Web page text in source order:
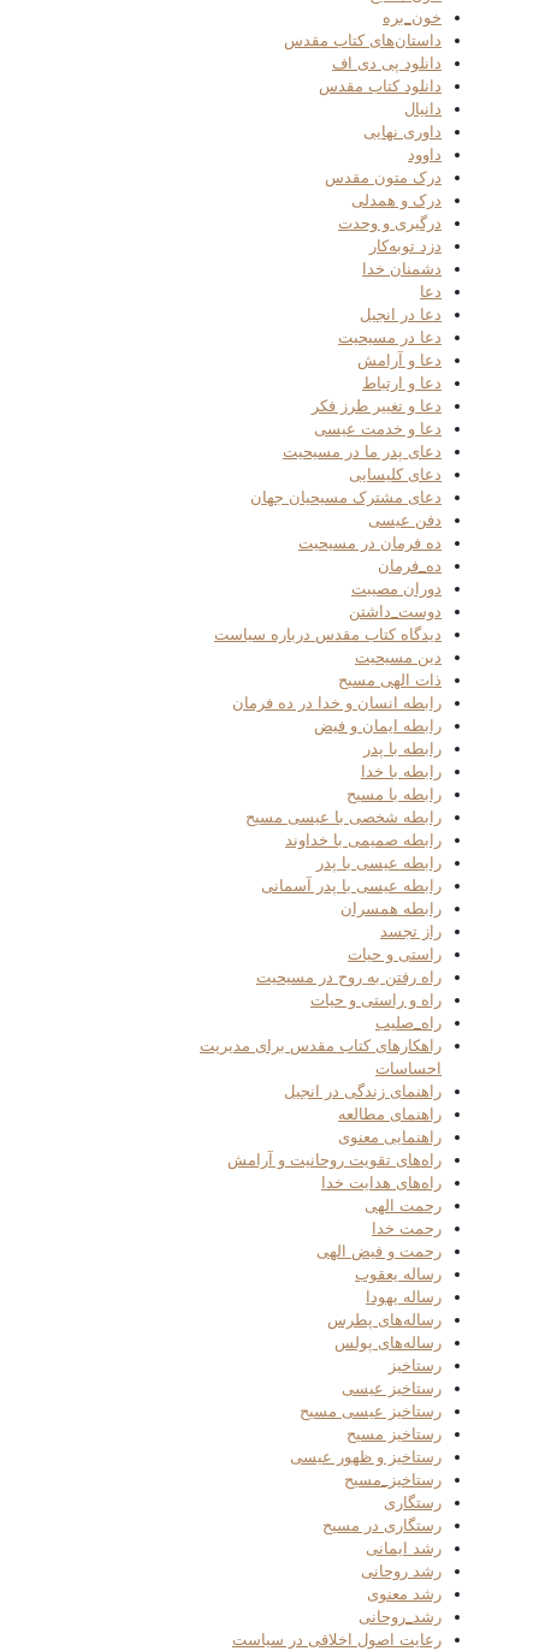
خون_بره
داستان‌های کتاب مقدس
دانلود پی دی اف
دانلود کتاب مقدس
دانیال
داوری نهایی
داوود
درک متون مقدس
درک و همدلی
درگیری و وحدت
دزد توبه‌کار
دشمنان خدا
دعا
دعا در انجیل
دعا در مسیحیت
دعا و آرامش
دعا و ارتباط
دعا و تغییر طرز فکر
دعا و خدمت عیسی
دعای پدر ما در مسیحیت
دعای کلیسایی
دعای مشترک مسیحیان جهان
دفن عیسی
ده فرمان در مسیحیت
ده_فرمان
دوران مصیبت
دوست_داشتن
دیدگاه کتاب مقدس درباره سیاست
دین مسیحیت
ذات الهی مسیح
رابطه انسان و خدا در ده فرمان
رابطه ایمان و فیض
رابطه با پدر
رابطه با خدا
رابطه با مسیح
رابطه شخصی با عیسی مسیح
رابطه صمیمی با خداوند
رابطه عیسی با پدر
رابطه عیسی با پدر آسمانی
رابطه همسران
راز تجسد
راستی و حیات
راه رفتن به روح در مسیحیت
راه و راستی و حیات
راه_صلیب
راهکارهای کتاب مقدس برای مدیریت
احساسات
راهنمای زندگی در انجیل
راهنمای مطالعه
راهنمایی معنوی
راه‌های تقویت روحانیت و آرامش
راه‌های هدایت خدا
رحمت الهی
رحمت خدا
رحمت و فیض الهی
رساله یعقوب
رساله یهودا
رساله‌های پطرس
رساله‌های پولس
رستاخیز
رستاخیز عیسی
رستاخیز عیسی مسیح
رستاخیز مسیح
رستاخیز و ظهور عیسی
رستاخیز_مسیح
رستگاری
رستگاری در مسیح
رشد ایمانی
رشد روحانی
رشد معنوی
رشد_روحانی
رعایت اصول اخلاقی در سیاست